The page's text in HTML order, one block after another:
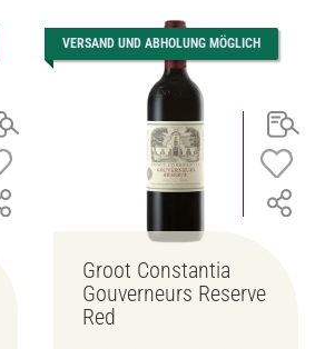
VERSAND UND ABHOLUNG MÖGLICH
Groot Constantia
Gouverneurs Reserve
Red